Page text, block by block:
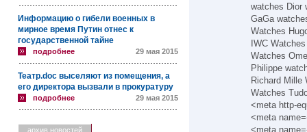
Информацию о гибели военных в
мирное время Путин отнес к
государственной тайне
подробнее 29 мая 2015
Театр.doc выселяют из помещения, а
его директора вызвали в прокуратуру
подробнее 29 мая 2015
архив новостей
watches Dior
GaGa
Watches
IWC
Watches
Philippe
Richard Mille
Watches
<meta http-
<meta
<meta